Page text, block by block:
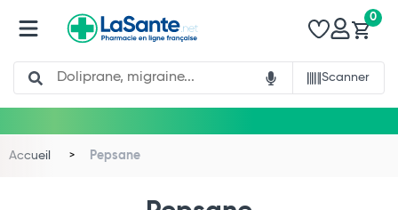
Search
Scanner
0
Accueil Pepsane